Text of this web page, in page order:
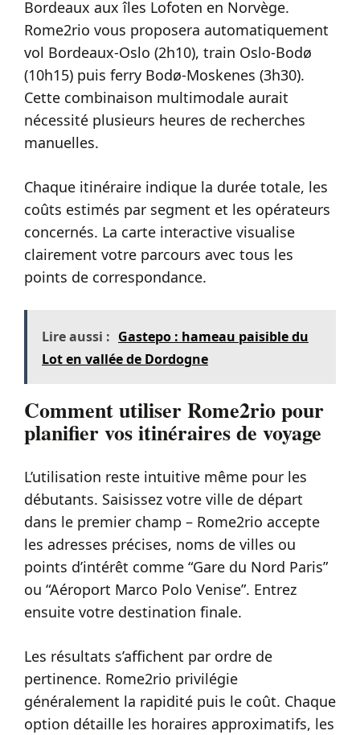
Bordeaux aux îles Lofoten en Norvège.
Rome2rio vous proposera automatiquement
vol Bordeaux-Oslo (2h10), train Oslo-Bodø
(10h15) puis ferry Bodø-Moskenes (3h30).
Cette combinaison multimodale aurait
nécessité plusieurs heures de recherches
manuelles.
Chaque itinéraire indique la durée totale, les
coûts estimés par segment et les opérateurs
concernés. La carte interactive visualise
clairement votre parcours avec tous les
points de correspondance.
Lire aussi : Gastepo : hameau paisible du
Lot en vallée de Dordogne
Comment utiliser Rome2rio pour
planifier vos itinéraires de voyage
L’utilisation reste intuitive même pour les
débutants. Saisissez votre ville de départ
dans le premier champ – Rome2rio accepte
les adresses précises, noms de villes ou
points d’intérêt comme “Gare du Nord Paris”
ou “Aéroport Marco Polo Venise”. Entrez
ensuite votre destination finale.
Les résultats s’affichent par ordre de
pertinence. Rome2rio privilégie
généralement la rapidité puis le coût. Chaque
option détaille les horaires approximatifs, les